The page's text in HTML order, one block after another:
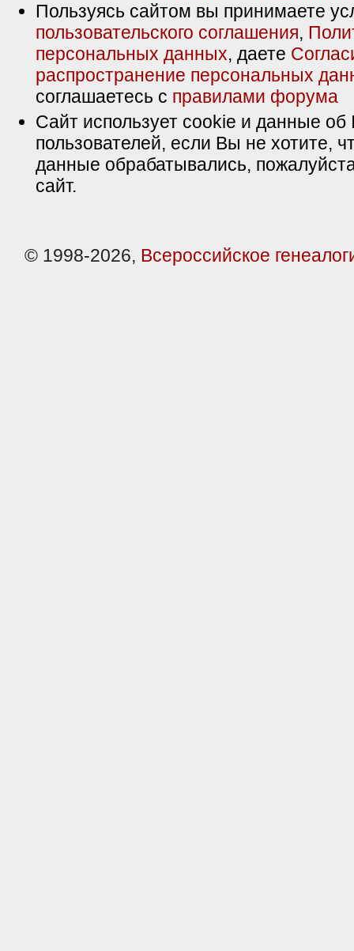
Пользуясь сайтом вы принимаете
пользовательского соглашения,
персональных данных, даете
распространение персональных
соглашаетесь с правилами форума
Сайт использует cookie и данные об
пользователей, если Вы не хотите,
данные обрабатывались,
сайт.
© 1998-2026, Всероссийское